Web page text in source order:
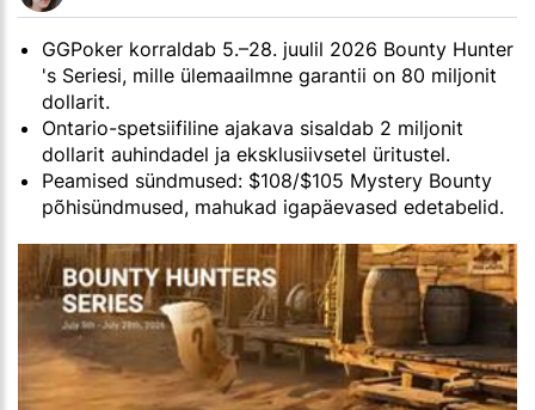
GGPoker korraldab 5.–28. juulil 2026 Bounty Hunter
's Seriesi, mille ülemaailmne garantii on 80 miljonit
dollarit.
Ontario-spetsiifiline ajakava sisaldab 2 miljonit
dollarit auhindadel ja eksklusiivsetel üritustel.
Peamised sündmused: $108/$105 Mystery Bounty
põhisündmused, mahukad igapäevased edetabelid.